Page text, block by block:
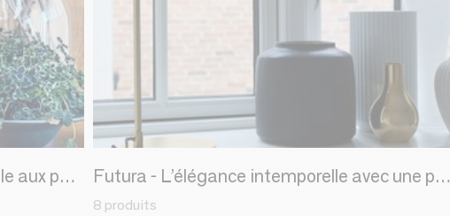
Série ALONG – Mini lampes de table aux possibilités infinies Futura - L’élégance intemporelle avec une pointe de futur
8 produits